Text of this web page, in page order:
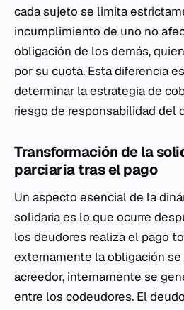
cada sujeto se limita
incumplimiento de uno no
obligación de los demás,
por su cuota. Esta diferencia
determinar la estrategia de
riesgo de responsabilidad del
Transformación de la
parciaria tras el pago
Un aspecto esencial de la
solidaria es lo que ocurre
los deudores realiza el pago
externamente la obligación
acreedor, internamente se
entre los codeudores. El